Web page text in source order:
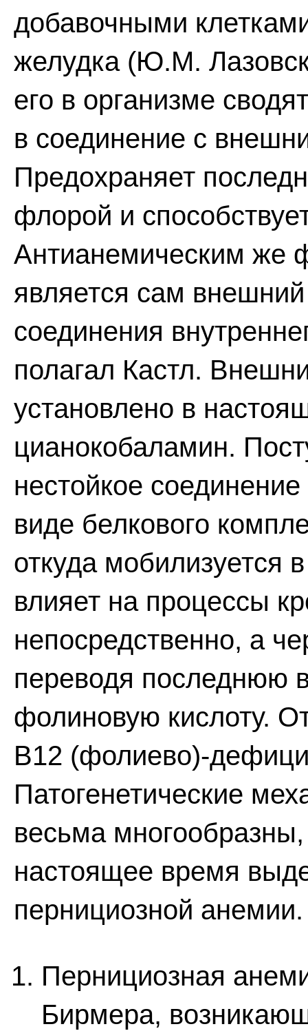
добавочными
желудка (Ю.М.
его в организме
в соединение с
Предохраняет
флорой и
Антианемическим же
является сам
соединения
полагал Кастл.
установлено в
цианокобаламин.
нестойкое
виде белкового
откуда мобилизуется
влияет на процессы
непосредственно, а
переводя последнюю
фолиновую кислоту.
B12 (фолиево)-
Патогенетические
весьма
настоящее время
пернициозной анемии.
Пернициозная
Бирмера,